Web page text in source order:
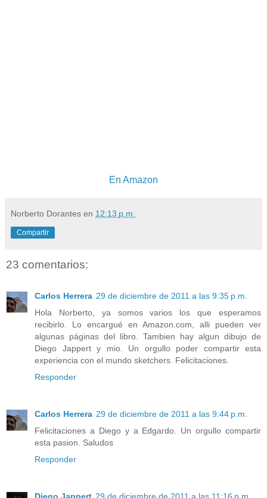
En Amazon
Norberto Dorantes en 12:13 p.m.
Compartir
23 comentarios:
Carlos Herrera 29 de diciembre de 2011 a las 9:35 p.m.
Hola Norberto, ya somos varios los que esperamos
recibirlo. Lo encargué en Amazon.com, alli pueden ver
algunas páginas del libro. Tambien hay algun dibujo de
Diego Jappert y mio. Un orgullo poder compartir esta
experiencia con el mundo sketchers. Felicitaciones.
Responder
Carlos Herrera 29 de diciembre de 2011 a las 9:44 p.m.
Felicitaciones a Diego y a Edgardo. Un orgullo compartir
esta pasion. Saludos
Responder
Diego Jappert 29 de diciembre de 2011 a las 11:16 p.m.